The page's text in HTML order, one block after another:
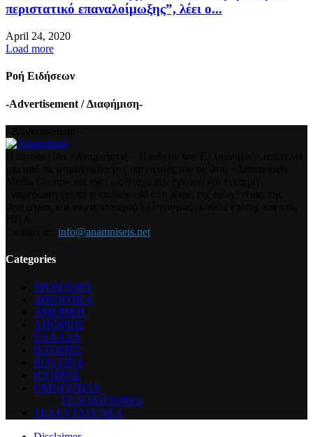
περιστατικό επαναλοίμωξης”, λέει ο...
April 24, 2020
Load more
Ροή Ειδήσεων
-Advertisement / Διαφήμιση-
info@anamniseis.net
Categories
SPONSORS
ΑΘΛΗΤΙΚΑ
ΑΜΕΡΙΚΗ
ΑΠΟΨΕΙΣ
ΕΛΛΑΔΑ
ΙΣΤΟΡΙΕΣ
ΚΟΥΖΙΝΑ
ΚΥΠΡΟΣ
ΟΜΟΓΕΝΕΙΑ
ΓΕΛΟΙΟΓΡΑΦΙΑ
ΤΕΛΕΥΤΑΙΑ ΝΕΑ